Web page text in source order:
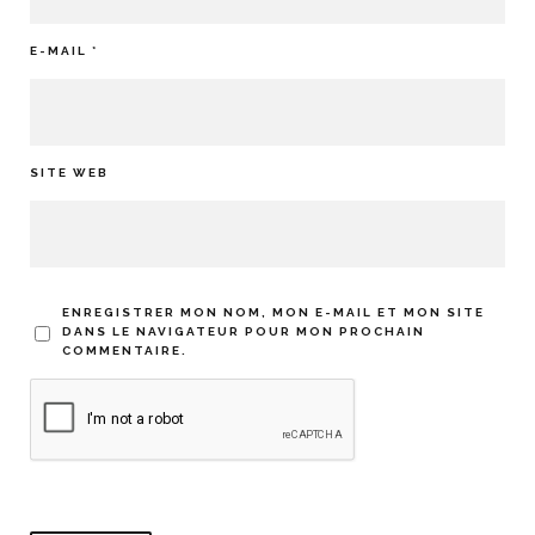
E-MAIL *
SITE WEB
ENREGISTRER MON NOM, MON E-MAIL ET MON SITE
DANS LE NAVIGATEUR POUR MON PROCHAIN
COMMENTAIRE.